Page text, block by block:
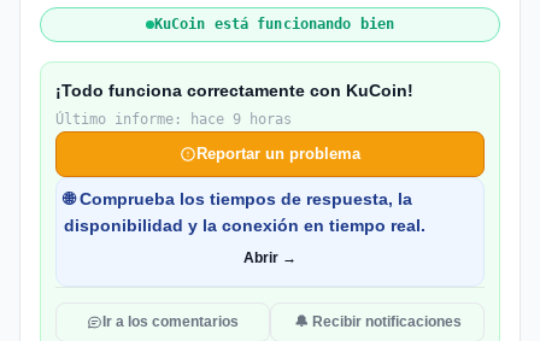
KuCoin está funcionando bien
¡Todo funciona correctamente con KuCoin!
Último informe: hace 9 horas
Reportar un problema
🌐 Comprueba los tiempos de respuesta, la
disponibilidad y la conexión en tiempo real.
Abrir →
Ir a los comentarios 🔔 Recibir notificaciones